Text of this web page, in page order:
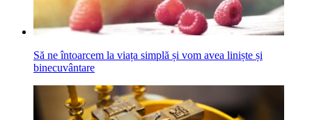
Să ne întoarcem la viața simplă și vom avea liniște și
binecuvântare